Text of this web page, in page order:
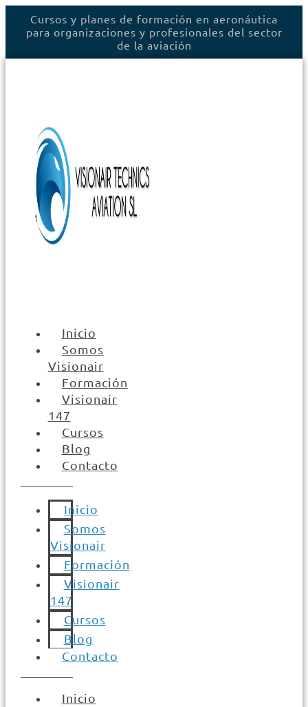
Cursos y planes de formación en aeronáutica
para organizaciones y profesionales del sector
de la aviación
Inicio
Somos
Visionair
Formación
Visionair
147
Cursos
Blog
Contacto
Inicio
Somos
Visionair
Formación
Visionair
147
Cursos
Blog
Contacto
Inicio